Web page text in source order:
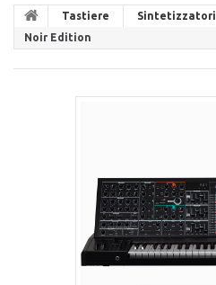
Tastiere Sintetizzatori
Noir Edition